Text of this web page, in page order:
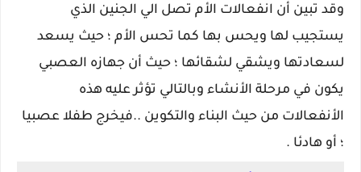
وقد تبين أن انفعالات الأم تصل الي الجنين الذي
يستجيب لها ويحس بها كما تحس الأم ؛ حيث يسعد
لسعادتها ويشقي لشقائها ؛ حيث أن جهازه العصبي
يكون في مرحلة الأنشاء وبالتالي تؤثر عليه هذه
الأنفعالات من حيث البناء والتكوين ..فيخرج طفلا عصبيا
؛ أو هادئا .